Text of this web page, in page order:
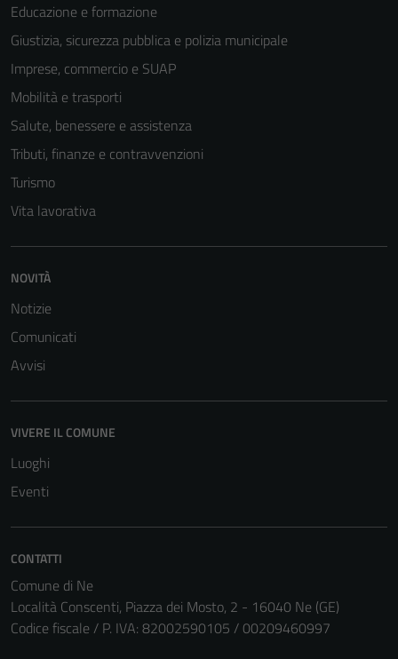
Educazione e formazione
Giustizia, sicurezza pubblica e polizia municipale
Imprese, commercio e SUAP
Mobilità e trasporti
Salute, benessere e assistenza
Tributi, finanze e contravvenzioni
Turismo
Vita lavorativa
NOVITÀ
Notizie
Comunicati
Avvisi
VIVERE IL COMUNE
Luoghi
Eventi
CONTATTI
Comune di Ne
Località Conscenti, Piazza dei Mosto, 2 - 16040 Ne (GE)
Codice fiscale / P. IVA: 82002590105 / 00209460997
funzionamento